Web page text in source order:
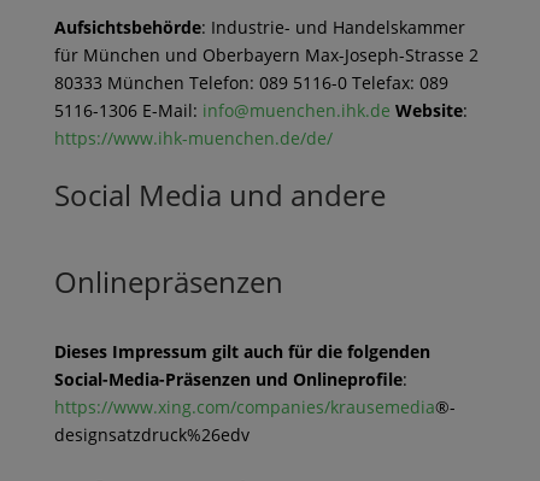
Aufsichtsbehörde: Industrie- und Handelskammer
für München und Oberbayern Max-Joseph-Strasse 2
80333 München Telefon: 089 5116-0 Telefax: 089
5116-1306 E-Mail: info@muenchen.ihk.de Website:
https://www.ihk-muenchen.de/de/
Social Media und andere
Onlinepräsenzen
Dieses Impressum gilt auch für die folgenden
Social-Media-Präsenzen und Onlineprofile:
https://www.xing.com/companies/krausemedia®-
designsatzdruck%26edv